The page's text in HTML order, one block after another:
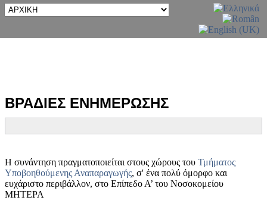
ΒΡΑΔΙΕΣ ΕΝΗΜΕΡΩΣΗΣ
Η συνάντηση πραγματοποιείται στους χώρους του Τμήματος
Υποβοηθούμενης Αναπαραγωγής, σ' ένα πολύ όμορφο και
ευχάριστο περιβάλλον, στο Επίπεδο Α’ του Νοσοκομείου
ΜΗΤΕΡΑ